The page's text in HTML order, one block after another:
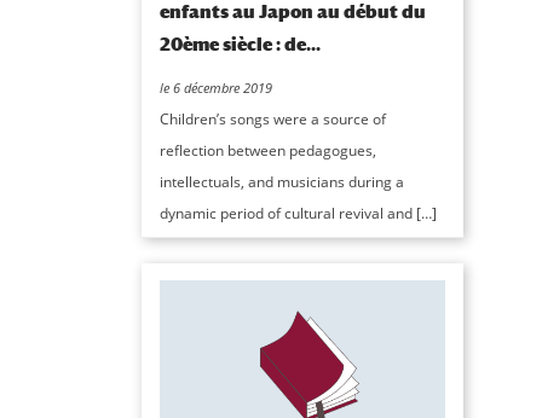
enfants au Japon au début du
20ème siècle : de...
le 6 décembre 2019
Children’s songs were a source of
reflection between pedagogues,
intellectuals, and musicians during a
dynamic period of cultural revival and […]